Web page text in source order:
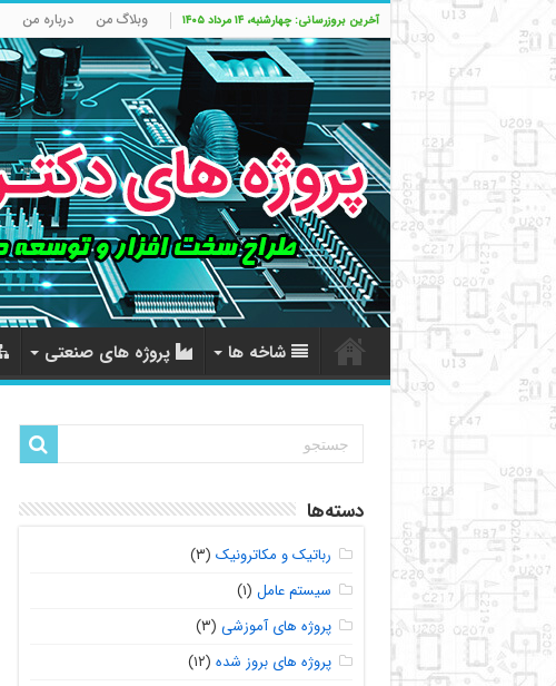
آخرین بروزرسانی: چهارشنبه، ۱۴ مرداد ۱۴۰۵ وبلاگ من درباره من
شاخه ها پروژه های صنعتی
دسته‌ها
رباتیک و مکاترونیک (۳)
سیستم عامل (۱)
پروژه های آموزشی (۳)
پروژه های بروز شده (۱۲)